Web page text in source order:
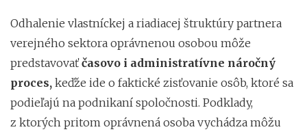
Odhalenie vlastníckej a riadiacej štruktúry partnera
verejného sektora oprávnenou osobou môže
predstavovaťčasovo i administratívne náročný
proces, keďže ide o faktické zisťovanie osôb, ktoré sa
podieľajú na podnikaní spoločnosti. Podklady,
z ktorých pritom oprávnená osoba vychádza môžu